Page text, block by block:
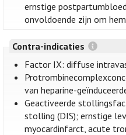
ernstige
onvoldoende zijn om
Contra-indicaties
Factor IX: diffuse
van heparine-
Geactiveerde
stolling (DIS); ernstige
myocardinfarct, acute